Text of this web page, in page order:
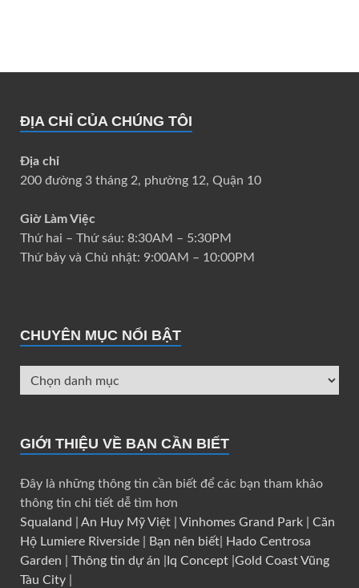
ĐỊA CHỈ CỦA CHÚNG TÔI
Địa chỉ
200 đường 3 tháng 2, phường 12, Quận 10
Giờ Làm Việc
Thứ hai – Thứ sáu: 8:30AM – 5:30PM
Thứ bảy và Chủ nhật: 9:00AM – 10:00PM
CHUYÊN MỤC NỔI BẬT
GIỚI THIỆU VỀ BẠN CẦN BIẾT
Đây là những thông tin cần biết để các bạn tham khảo
thông tin chi tiết dễ tìm hơn
Squaland
An Huy Mỹ Việt Vinhomes Grand Park
Căn
Hộ Lumiere Riverside
Bạn nên biết
Hado Centrosa
Garden
Thông tin dự án Iq Concept Gold Coast Vũng
Tàu City